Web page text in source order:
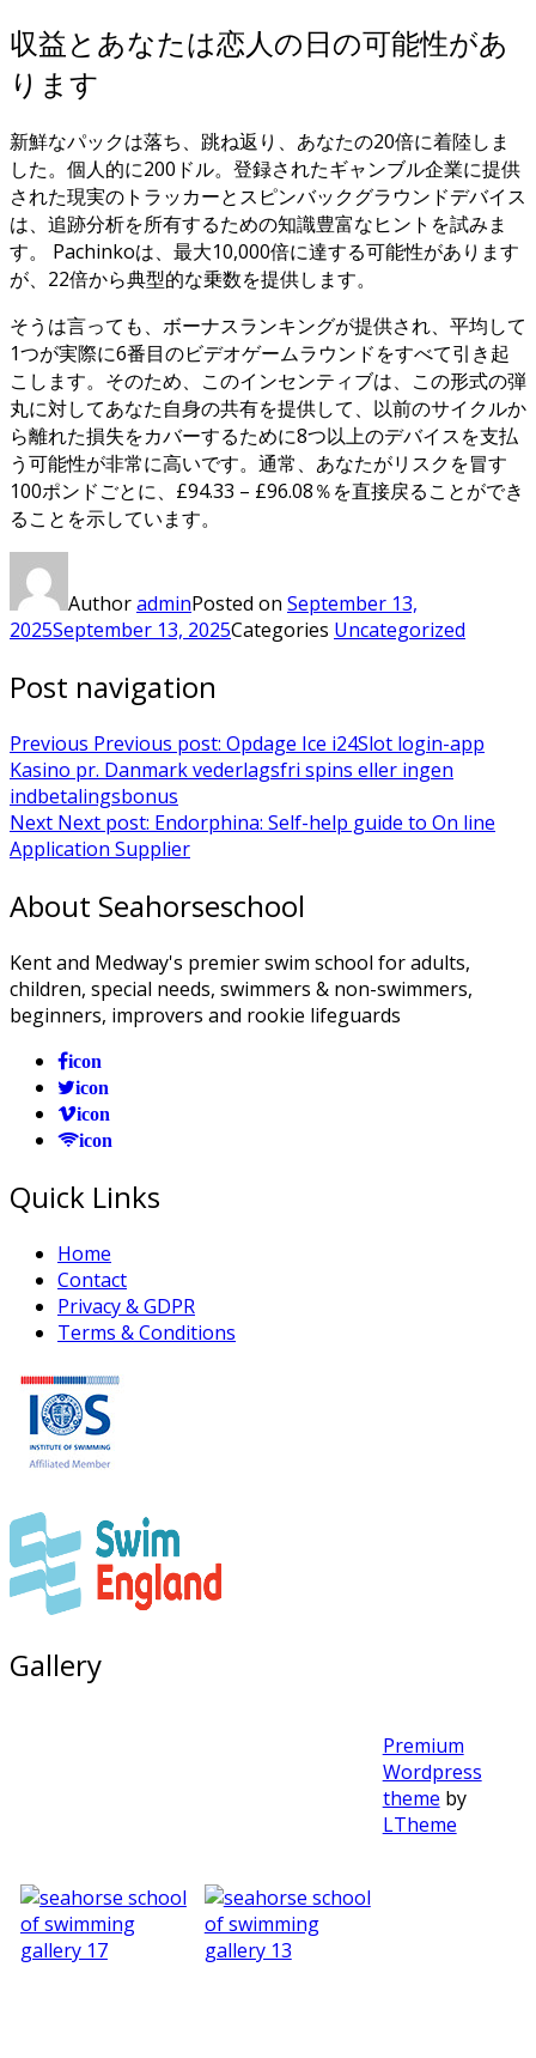
収益とあなたは恋人の日の可能性があ
ります
新鮮なパックは落ち、跳ね返り、あなたの20倍に着陸しま
した。個人的に200ドル。登録されたギャンブル企業に提供
された現実のトラッカーとスピンバックグラウンドデバイス
は、追跡分析を所有するための知識豊富なヒントを試みま
す。 Pachinkoは、最大10,000倍に達する可能性があります
が、22倍から典型的な乗数を提供します。
そうは言っても、ボーナスランキングが提供され、平均して
1つが実際に6番目のビデオゲームラウンドをすべて引き起
こします。そのため、このインセンティブは、この形式の弾
丸に対してあなた自身の共有を提供して、以前のサイクルか
ら離れた損失をカバーするために8つ以上のデバイスを支払
う可能性が非常に高いです。通常、あなたがリスクを冒す
100ポンドごとに、£94.33 – £96.08％を直接戻ることができ
ることを示しています。
AuthoradminPosted on September 13,
2025September 13, 2025Categories Uncategorized
Post navigation
Previous Previous post: Opdage Ice i24Slot login-app
Kasino pr. Danmark vederlagsfri spins eller ingen
indbetalingsbonus
Next Next post: Endorphina: Self-help guide to On line
Application Supplier
About Seahorseschool
Kent and Medway's premier swim school for adults,
children, special needs, swimmers & non-swimmers,
beginners, improvers and rookie lifeguards
icon
icon
icon
icon
Quick Links
Home
Contact
Privacy & GDPR
Terms & Conditions
Gallery
Premium
Wordpress
theme by
LTheme